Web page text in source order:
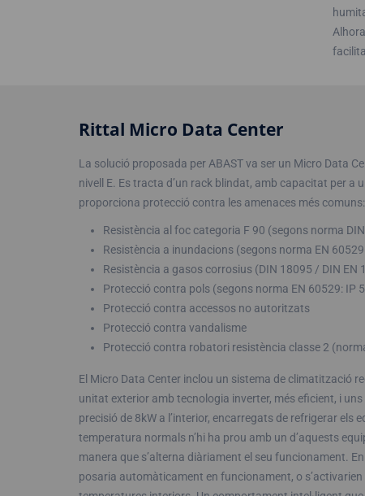
Rittal Micro Data Center
La solució proposada per ABAST va ser un Micro Data
nivell E. Es tracta d’un rack blindat, amb capacitat per a
proporciona protecció contra les amenaces més comuns:
Resistència al foc categoria F 90 (segons norma
Resistència a inundacions (segons norma EN
Resistència a gasos corrosius (DIN 18095 / DIN EN
Protecció contra pols (segons norma EN 60529: IP
Protecció contra accessos no autoritzats
Protecció contra vandalisme
Protecció contra robatori resistència classe 2
El Micro Data Center inclou un sistema de climatització
unitat exterior amb tecnologia inverter, més eficient, i
precisió de 8kW a l’interior, encarregats de refrigerar els
temperatura normals n’hi ha prou amb un d’aquests
manera que s’alterna diàriament el seu funcionament. En
posaria automàticament en funcionament, o s’activarien